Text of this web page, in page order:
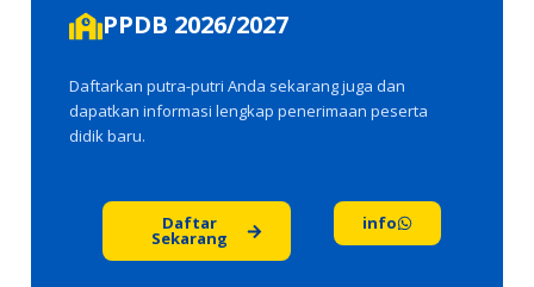
PPDB 2026/2027
Daftarkan putra-putri Anda sekarang juga dan
dapatkan informasi lengkap penerimaan peserta
didik baru.
Daftar
Sekarang
info